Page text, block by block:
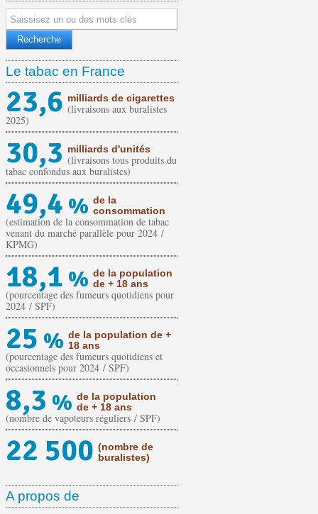
Le tabac en France
23,6 milliards de cigarettes
(livraisons aux buralistes
2025)
30,3 milliards d'unités
(livraisons tous produits du
tabac confondus aux buralistes)
49,4 % de la
consommation
(estimation de la consommation de tabac
venant du marché parallèle pour 2024 /
KPMG)
18,1 % de la population
de + 18 ans
(pourcentage des fumeurs quotidiens pour
2024 / SPF)
25 % de la population de +
18 ans
(pourcentage des fumeurs quotidiens et
occasionnels pour 2024 / SPF)
8,3 % de la population
de + 18 ans
(nombre de vapoteurs réguliers / SPF)
22 500 (nombre de
buralistes)
A propos de